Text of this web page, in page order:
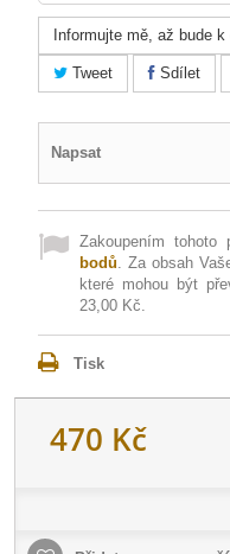
Informujte mě, až bude
Tweet Sdílet
Napsat
Zakoupením
bodů. Za obsah
které mohou být
23,00 Kč.
Tisk
470 Kč